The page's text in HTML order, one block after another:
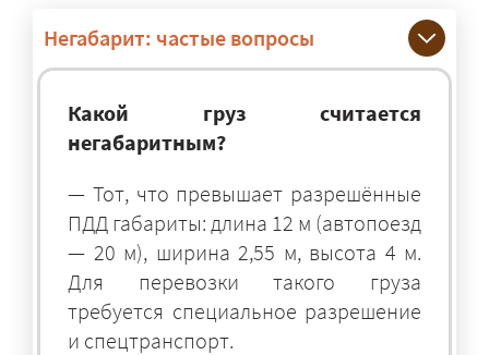
Негабарит: частые вопросы
Какой груз считается
негабаритным?
— Тот, что превышает разрешённые
ПДД габариты: длина 12 м (автопоезд
— 20 м), ширина 2,55 м, высота 4 м.
Для перевозки такого груза
требуется специальное разрешение
и спецтранспорт.